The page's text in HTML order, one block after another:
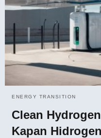
ENERGY TRANSITION
Clean
Kapan